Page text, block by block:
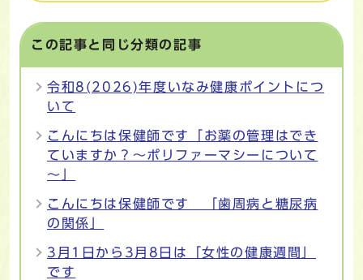
この記事と同じ分類の記事
令和8(2026)年度いなみ健康ポイントにつ
いて
こんにちは保健師です「お薬の管理はでき
ていますか？～ポリファーマシーについて
～」
こんにちは保健師です 「歯周病と糖尿病
の関係」
3月1日から3月8日は「女性の健康週間」
です